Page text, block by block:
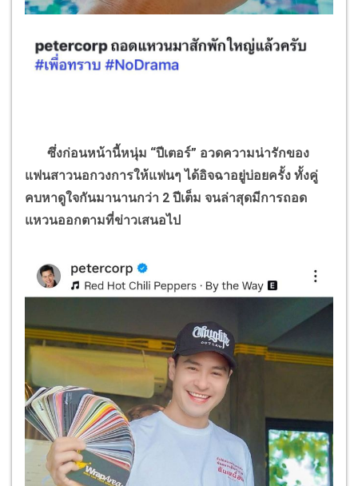
ซึ่งก่อนหน้านี้หนุ่ม “ปีเตอร์” อวดความน่ารักของ
แฟนสาวนอกวงการให้แฟนๆ ได้อิจฉาอยู่บ่อยครั้ง ทั้งคู่
คบหาดูใจกันมานานกว่า 2 ปีเต็ม จนล่าสุดมีการถอด
แหวนออกตามที่ข่าวเสนอไป